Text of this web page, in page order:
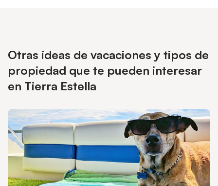
Otras ideas de vacaciones y tipos de
propiedad que te pueden interesar
en Tierra Estella